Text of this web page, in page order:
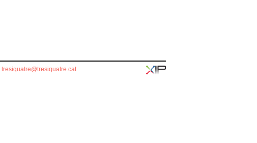
tresiquatre@tresiquatre.cat